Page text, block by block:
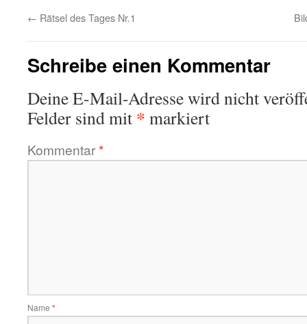
← Rätsel des Tages Nr.1
Schreibe einen Kommentar
Deine E-Mail-Adresse wird nicht
Felder sind mit * markiert
Kommentar*
Name *